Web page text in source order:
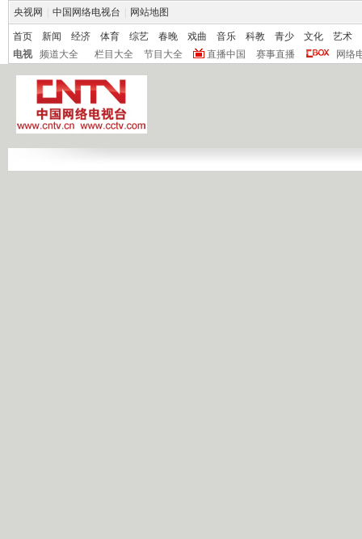
央视网 中国网络电视台 网站地图
首页 新闻 经济 体育 综艺 春晚 戏曲 音乐 科教 青少 文化
艺术
电视
频道大全 栏目大全 节目大全 直播中国 赛事直播 网络